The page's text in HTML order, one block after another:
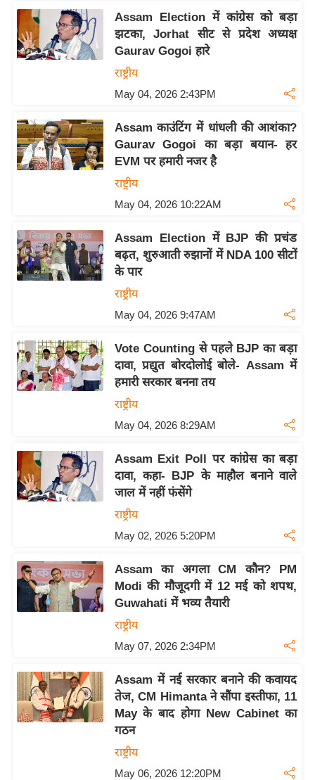
ह
रों
से
री
का
र्टू
o
r
t
e
o
s
A
p
p
u
t
u
o
n
t
a
Assam Election में कांग्रेस को बड़ा
झटका, Jorhat सीट से प्रदेश अध्यक्ष
Gaurav Gogoi हारे
राष्ट्रीय
May 04, 2026 2:43PM
Assam काउंटिंग में धांधली की आशंका?
Gaurav Gogoi का बड़ा बयान- हर
EVM पर हमारी नजर है
राष्ट्रीय
May 04, 2026 10:22AM
Assam Election में BJP की प्रचंड
बढ़त, शुरुआती रुझानों में NDA 100 सीटों
के पार
राष्ट्रीय
May 04, 2026 9:47AM
Vote Counting से पहले BJP का बड़ा
दावा, प्रद्युत बोरदोलोई बोले- Assam में
हमारी सरकार बनना तय
राष्ट्रीय
May 04, 2026 8:29AM
Assam Exit Poll पर कांग्रेस का बड़ा
दावा, कहा- BJP के माहौल बनाने वाले
जाल में नहीं फंसेंगे
राष्ट्रीय
May 02, 2026 5:20PM
Assam का अगला CM कौन? PM
Modi की मौजूदगी में 12 मई को शपथ,
Guwahati में भव्य तैयारी
राष्ट्रीय
May 07, 2026 2:34PM
Assam में नई सरकार बनाने की कवायद
तेज, CM Himanta ने सौंपा इस्तीफा, 11
May के बाद होगा New Cabinet का
गठन
राष्ट्रीय
May 06, 2026 12:20PM